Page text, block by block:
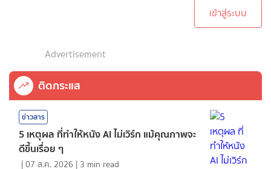
เข้าสู่ระบบ
Advertisement
ติดกระแส
ข่าวสาร
5 เหตุผล ที่ทำให้หนัง AI ไม่เวิร์ก แม้คุณภาพจะ
ดีขึ้นเรื่อย ๆ
|07 ส.ค. 2026 | 3 min read